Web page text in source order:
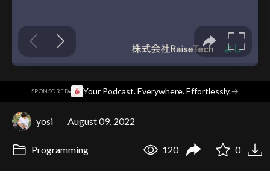
SPONSORED· Your Podcast. Everywhere. Effortlessly.→
yosi August 09, 2022
Programming 120 0